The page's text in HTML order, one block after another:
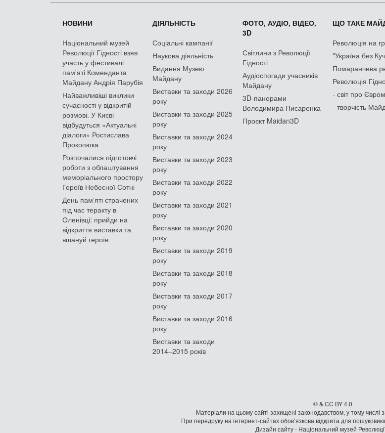
НОВИНИ
Національний музей
Революції Гідності взяв
участь у фестивалі
пам'яті Коменданта
Майдану Андрія Парубія
Найважливіші виклики
сучасності у відкритій
розмові. У Києві
відбудуться «Актуальні
діалоги» Ростислава
Прокопюка
Розпочалися підготовчі
роботи з облаштування
меморіального простору
Героїв Небесної Сотні
День памʼяті страчених
під час теракту в
Оленівці: прийди на
відкриття виставки та
вшануй героїв
ДІЯЛЬНІСТЬ
Соціальні кампанії
Наукова діяльність
Видання Музею
Майдану
Виставки та заходи 2026
року
Виставки та заходи 2025
року
Виставки та заходи 2024
року
Виставки та заходи 2023
року
Виставки та заходи 2022
року
Виставки та заходи 2021
року
Виставки та заходи 2020
року
Виставки та заходи 2019
року
Виставки та заходи 2018
року
Виставки та заходи 2017
року
Виставки та заходи 2016
року
Виставки та заходи
2014–2015 років
ФОТО, АУДІО, ВІДЕО,
3D
Світлини з Революції
Гідності
Аудіоспогади учасників
Майдану
3D-панорами
Володимира Писаренка
Проєкт Maidan3D
ЩО ТАКЕ
Революція на
"Україна без
Помаранчева
Революція
- світ про
- творчість
© & CC BY 4.0
Матеріали на цьому сайті захищені законодавством, у тому числі
При передруку на iнтернет-сайтах обов’язкова відкрита для
Дизайн сайту - Національний музей Революції